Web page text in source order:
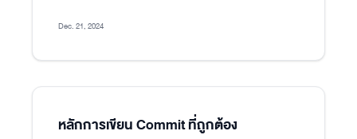
Dec. 21, 2024
หลักการเขียน Commit ที่ถูกต้อง